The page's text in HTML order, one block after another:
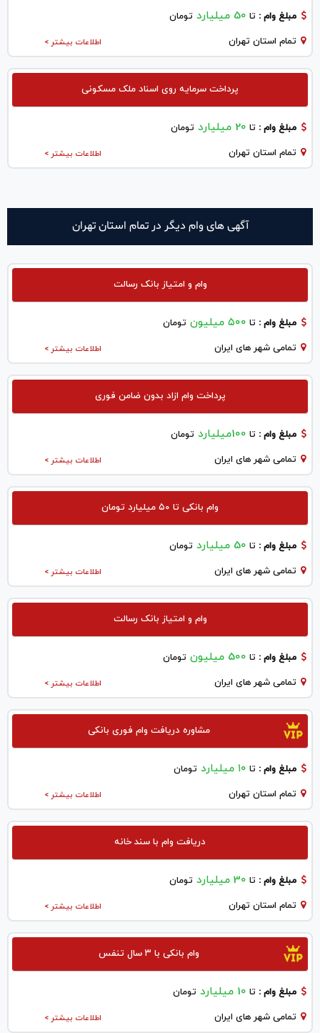
مبلغ وام : تا 50 میلیارد تومان
اطلاعات بیشتر > تمام استان تهران
پرداخت سرمایه روی اسناد ملک مسکونی
مبلغ وام : تا 20 میلیارد تومان
اطلاعات بیشتر > تمام استان تهران
آگهی های وام دیگر در تمام استان تهران
وام و امتیاز بانک رسالت
مبلغ وام : تا ۵۰۰ میلیون تومان
اطلاعات بیشتر > تمامی شهر های ایران
پرداخت وام ازاد بدون ضامن فوری
مبلغ وام : تا 100میلیارد تومان
اطلاعات بیشتر > تمامی شهر های ایران
وام بانکی تا ۵۰ میلیارد تومان
مبلغ وام : تا 50 میلیارد تومان
اطلاعات بیشتر > تمامی شهر های ایران
وام و امتیاز بانک رسالت
مبلغ وام : تا 500 میلیون تومان
اطلاعات بیشتر > تمامی شهر های ایران
مشاوره دریافت وام فوری بانکی
مبلغ وام : تا ۱۰ میلیارد تومان
اطلاعات بیشتر > تمام استان تهران
دریافت وام با سند خانه
مبلغ وام : تا 30 میلیارد تومان
اطلاعات بیشتر > تمام استان تهران
وام بانکی با ۳ سال تنفس
مبلغ وام : تا 10 میلیارد تومان
اطلاعات بیشتر > تمامی شهر های ایران